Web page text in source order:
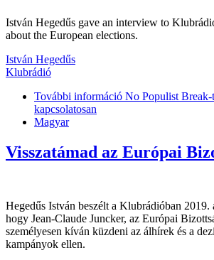
István Hegedűs gave an interview to
about the European elections.
István Hegedűs
Klubrádió
További információ No Populist
kapcsolatosan
Magyar
Visszatámad az Európai
Hegedűs István beszélt a Klubrádióban 2019.
hogy Jean-Claude Juncker, az Európai
személyesen kíván küzdeni az álhírek és a
kampányok ellen.